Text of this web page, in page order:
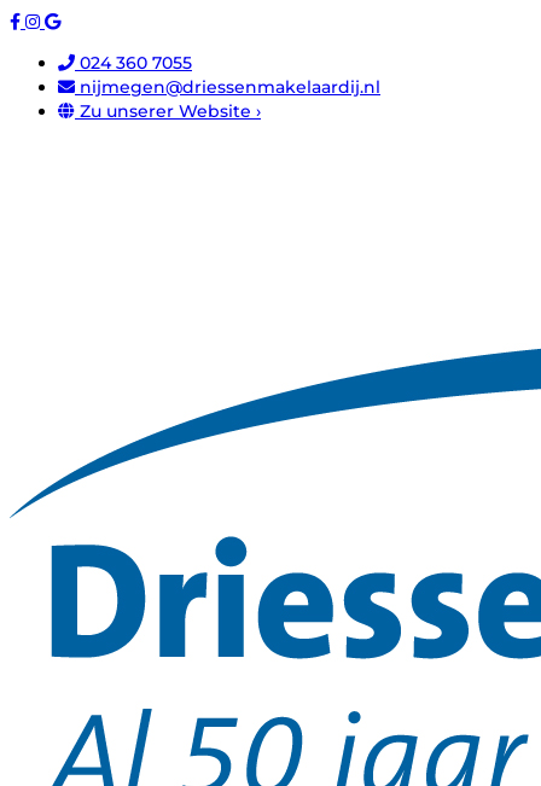
024 360 7055
nijmegen@driessenmakelaardij.nl
Zu unserer Website ›